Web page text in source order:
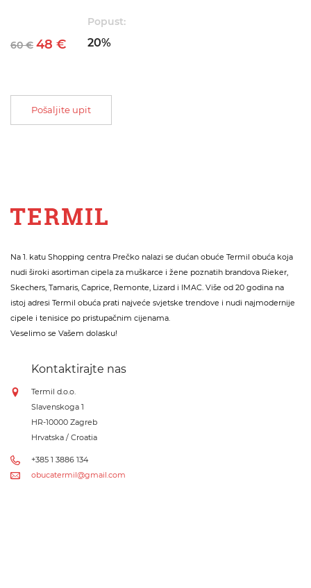
60 € 48 €
Popust:
20%
Pošaljite upit
Na 1. katu Shopping centra Prečko nalazi se dućan obuće Termil obuća koja
nudi široki asortiman cipela za muškarce i žene poznatih brandova Rieker,
Skechers, Tamaris, Caprice, Remonte, Lizard i IMAC. Više od 20 godina na
istoj adresi Termil obuća prati najveće svjetske trendove i nudi najmodernije
cipele i tenisice po pristupačnim cijenama.
Veselimo se Vašem dolasku!
Kontaktirajte nas
Termil d.o.o.
Slavenskoga 1
HR-10000 Zagreb
Hrvatska / Croatia
+385 1 3886 134
obucatermil@gmail.com